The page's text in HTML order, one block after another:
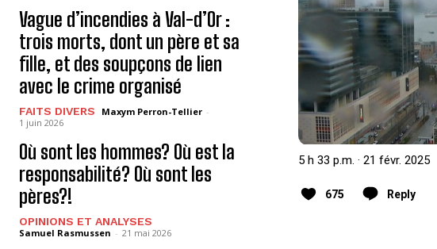
Vague d’incendies à Val-d’Or :
trois morts, dont un père et sa
fille, et des soupçons de lien
avec le crime organisé
FAITS DIVERS Maxym Perron-Tellier -
1 juin 2026
Où sont les hommes? Où est la
responsabilité? Où sont les
pères?!
OPINIONS ET ANALYSES
Samuel Rasmussen - 21 mai 2026
5 h 33 p.m. · 21 févr. 2025
675 Reply